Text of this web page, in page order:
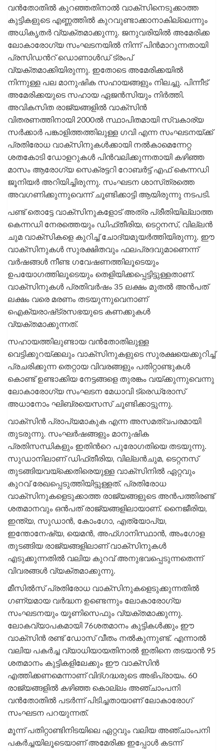
വന്‍തോതില്‍ കുറഞ്ഞതിനാല്‍ വാക്‌സിനെടുക്കാത്ത
കുട്ടികളുടെ എണ്ണത്തില്‍ കുറവുണ്ടാക്കാനാകില്ലെന്നും
അധികൃതര്‍ വ്യക്തമാക്കുന്നു. ജനുവരിയില്‍ അമേരിക്ക
ലോകാരോഗ്യ സംഘടനയില്‍ നിന്ന് പിന്‍മാറുന്നതായി
പ്രസിഡന്‍റ് ഡൊണാള്‍ഡ് ട്രംപ്
വ്യക്തമാക്കിയിരുന്നു. ഇതോടെ അമേരിക്കയില്‍
നിന്നുള്ള പല മാനുഷിക സഹായങ്ങളും നിലച്ചു. പിന്നീട്
അമേരിക്കയുടെ സഹായ ഏജന്‍സിയും നിര്‍ത്തി.
അവികസിത രാജ്യങ്ങളില്‍ വാക്‌സിന്‍
വിതരണത്തിനായി 2000ല്‍ സ്ഥാപിതമായി സ്വകാര്യ
സര്‍ക്കാര്‍ പങ്കാളിത്തത്തിലുള്ള ഗവി എന്ന സംഘടനയ്ക്ക്
പ്രതിരോധ വാക്‌സിനുകള്‍ക്കായി നല്‍കാമെന്നേറ്റ
ശതകോടി ഡോളറുകള്‍ പിന്‍വലിക്കുന്നതായി കഴിഞ്ഞ
മാസം ആരോഗ്യ സെക്രട്ടറി റോബര്‍ട്ട് എഫ് കെന്നഡി
ജൂനിയര്‍ അറിയിച്ചിരുന്നു. സംഘടന ശാസ്‌ത്രത്തെ
അവഗണിക്കുന്നുവെന്ന് ചൂണ്ടിക്കാട്ടി ആയിരുന്നു നടപടി.
പണ്ട് തൊട്ടേ വാക്‌സിനുകളോട് അത്ര പ്രീതിയില്ലാത്ത
കെന്നഡി നേരത്തെയും ഡിഫ്‌തീരിയ, ടെറ്റനസ്, വില്ലന്‍
ചുമ വാക്‌സികളെ കുറിച്ച് ചോദ്യമുയര്‍ത്തിയിരുന്നു. ഈ
വാക്‌സിനുകള്‍ സുരക്ഷിതവും ഫലപ്രദവുമാണെന്ന്
വര്‍ഷങ്ങള്‍ നീണ്ട ഗവേഷണത്തിലൂടെയും
ഉപയോഗത്തിലൂടെയും തെളിയിക്കപ്പെട്ടിട്ടുള്ളതാണ്.
വാക്‌സിനുകള്‍ പ്രതിവര്‍ഷം 35 ലക്ഷം മുതല്‍ അന്‍പത്
ലക്ഷം വരെ മരണം തടയുന്നുവെനാണ്
ഐക്യരാഷ്‌ട്രസഭയുടെ കണക്കുകള്‍
വ്യക്തമാക്കുന്നത്.
സഹായത്തിലുണ്ടായ വന്‍തോതിലുള്ള
വെട്ടിക്കുറയ്ക്കലും വാക്‌സിനുകളുടെ സുരക്ഷയെക്കുറിച്ച്
പ്രചരിക്കുന്ന തെറ്റായ വിവരങ്ങളും പതിറ്റാണ്ടുകള്‍
കൊണ്ട് ഉണ്ടാക്കിയ നേട്ടങ്ങളെ തുരങ്കം വയ്ക്കുന്നുവെന്നു
ലോകാരോഗ്യ സംഘടന മേധാവി ട്രെഡ്രോസ്
അധാനോം ഘിബ്രയെസസ് ചൂണ്ടിക്കാട്ടുന്നു.
വാക്‌സിന്‍ പ്രാപ്യമാകുക എന്ന അസമത്വപരമായി
തുടരുന്നു. സംഘര്‍ഷങ്ങളും മാനുഷിക
പ്രതിസന്ധികളും ഇതിന്‍റെ പുരോഗതിയെ തടയുന്നു.
സുഡാനിലാണ് ഡിഫ്‌തീരിയ, വില്ലന്‍ചുമ, ടെറ്റനസ്
തുടങ്ങിയവയ്ക്കെതിരെയുള്ള വാക്‌സിനില്‍ ഏറ്റവും
കുറവ് രേഖപ്പെടുത്തിയിട്ടുള്ളത്. പ്രതിരോധ
വാക്‌സിനുകളെടുക്കാത്ത രാജ്യങ്ങളുടെ അന്‍പത്തിരണ്ട്
ശതമാനവും ഒന്‍പത് രാജ്യങ്ങളിലായാണ്. നൈജീരിയ,
ഇന്ത്യ, സുഡാന്‍, കോംഗോ, എത്യോപ്യ,
ഇന്തോനേഷ്യ, യെമന്‍, അഫ്‌ഗാനിസ്ഥാന്‍, അംഗോള
തുടങ്ങിയ രാജ്യങ്ങളിലാണ് വാക്‌സിനുകള്‍
എടുക്കുന്നതില്‍ വലിയ കുറവ് അനുഭവപ്പെടുന്നതെന്ന്
വിവരങ്ങള്‍ വ്യക്തമാക്കുന്നു.
മീസില്‍സ് പ്രതിരോധ വാക്‌സിനുകളെടുക്കുന്നതില്‍
ഗണ്യമായ വര്‍ദ്ധന ഉണ്ടെന്നും ലോകാരോഗ്യ
സംഘടനയും യൂണിസെഫും വ്യക്തമാക്കുന്നു.
ലോകവ്യാപകമായി 76ശതമാനം കുട്ടികള്‍ക്കും ഈ
വാക്‌സിന്‍ രണ്ട് ഡോസ് വീതം നല്‍കുന്നുണ്ട്. എന്നാല്‍
വലിയ പകര്‍ച്ച വ്യാധിയായതിനാല്‍ ഇതിനെ തടയാന്‍ 95
ശതമാനം കുട്ടികളിലേക്കും ഈ വാക്‌സിന്‍
എത്തിക്കണമെന്നാണ് വിദ്ഗദ്ധരുടെ അഭിപ്രായം. 60
രാജ്യങ്ങളില്‍ കഴിഞ്ഞ കൊല്ലം അഞ്ചാംപനി
വന്‍തോതില്‍ പടര്‍ന്ന് പിടിച്ചതായാണ് ലോകാരോഗ്
സംഘടന പറയുന്നത്.
മൂന്ന് പതിറ്റാണ്ടിനിടയിലെ ഏറ്റവും വലിയ അഞ്ചാംപനി
പകര്‍ച്ചയിലൂടെയാണ് അമേരിക്ക ഇപ്പോള്‍ കടന്ന്